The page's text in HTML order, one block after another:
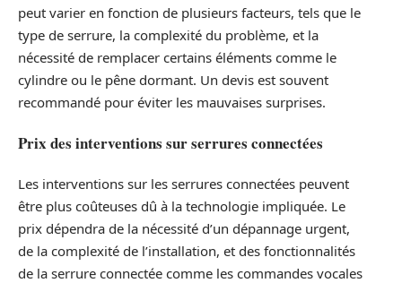
peut varier en fonction de plusieurs facteurs, tels que le
type de serrure, la complexité du problème, et la
nécessité de remplacer certains éléments comme le
cylindre ou le pêne dormant. Un devis est souvent
recommandé pour éviter les mauvaises surprises.
Prix des interventions sur serrures connectées
Les interventions sur les serrures connectées peuvent
être plus coûteuses dû à la technologie impliquée. Le
prix dépendra de la nécessité d’un dépannage urgent,
de la complexité de l’installation, et des fonctionnalités
de la serrure connectée comme les commandes vocales